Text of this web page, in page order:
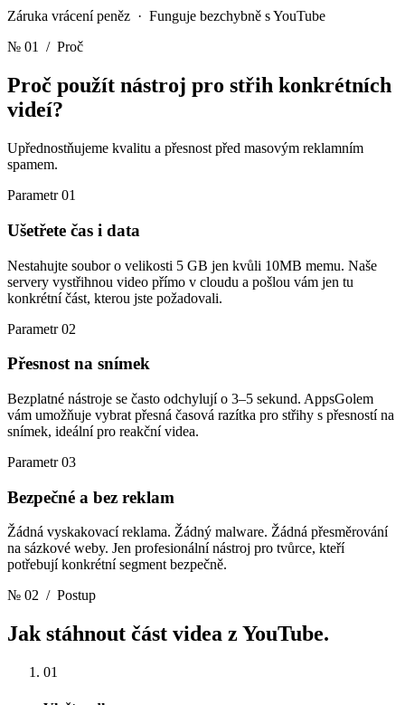
Záruka vrácení peněz · Funguje bezchybně s YouTube
№ 01
/ Proč
Proč použít nástroj pro střih konkrétních
videí?
Upřednostňujeme kvalitu a přesnost před masovým reklamním
spamem.
Parametr 01
Ušetřete čas i data
Nestahujte soubor o velikosti 5 GB jen kvůli 10MB memu. Naše
servery vystřihnou video přímo v cloudu a pošlou vám jen tu
konkrétní část, kterou jste požadovali.
Parametr 02
Přesnost na snímek
Bezplatné nástroje se často odchylují o 3–5 sekund. AppsGolem
vám umožňuje vybrat přesná časová razítka pro střihy s přesností na
snímek, ideální pro reakční videa.
Parametr 03
Bezpečné a bez reklam
Žádná vyskakovací reklama. Žádný malware. Žádná přesměrování
na sázkové weby. Jen profesionální nástroj pro tvůrce, kteří
potřebují konkrétní segment bezpečně.
№ 02 / Postup
Jak stáhnout část videa z YouTube.
01